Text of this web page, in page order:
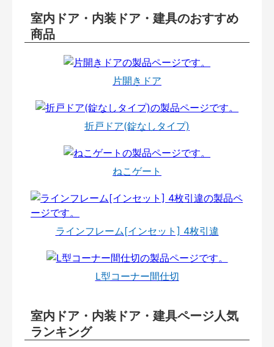
室内ドア・内装ドア・建具のおすすめ
商品
片開きドア
折戸ドア(錠なしタイプ)
ねこゲート
ラインフレーム[インセット] 4枚引違
L型コーナー間仕切
室内ドア・内装ドア・建具ページ人気
ランキング